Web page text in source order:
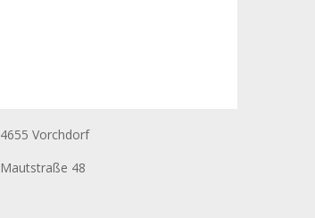
4655 Vorchdorf
Mautstraße 48